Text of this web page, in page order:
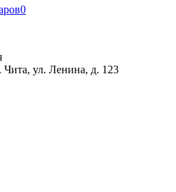
0
Чита, ул. Ленина, д. 123